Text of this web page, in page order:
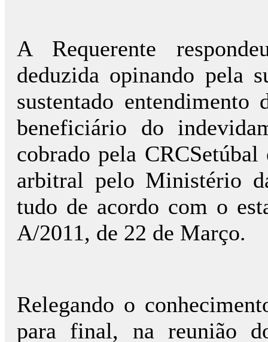
A Requerente
deduzida opinando pela
sustentado
beneficiário do
cobrado pela
arbitral pelo Ministério
tudo de acordo com o
A/2011, de 22 de Março.
Relegando o
para final, na reunião